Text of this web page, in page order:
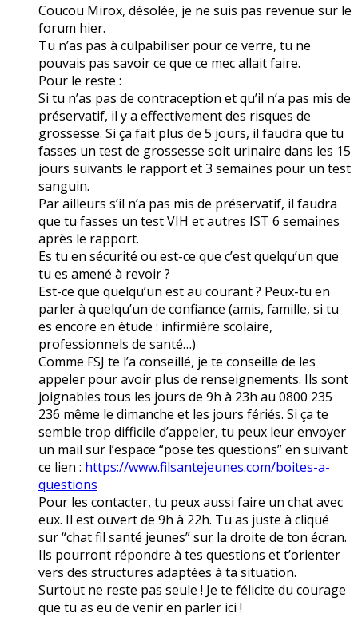
Coucou Mirox, désolée, je ne suis pas revenue sur le
forum hier.
Tu n’as pas à culpabiliser pour ce verre, tu ne
pouvais pas savoir ce que ce mec allait faire.
Pour le reste :
Si tu n’as pas de contraception et qu’il n’a pas mis de
préservatif, il y a effectivement des risques de
grossesse. Si ça fait plus de 5 jours, il faudra que tu
fasses un test de grossesse soit urinaire dans les 15
jours suivants le rapport et 3 semaines pour un test
sanguin.
Par ailleurs s’il n’a pas mis de préservatif, il faudra
que tu fasses un test VIH et autres IST 6 semaines
après le rapport.
Es tu en sécurité ou est-ce que c’est quelqu’un que
tu es amené à revoir ?
Est-ce que quelqu’un est au courant ? Peux-tu en
parler à quelqu’un de confiance (amis, famille, si tu
es encore en étude : infirmière scolaire,
professionnels de santé…)
Comme FSJ te l’a conseillé, je te conseille de les
appeler pour avoir plus de renseignements. Ils sont
joignables tous les jours de 9h à 23h au 0800 235
236 même le dimanche et les jours fériés. Si ça te
semble trop difficile d’appeler, tu peux leur envoyer
un mail sur l’espace “pose tes questions” en suivant
ce lien : https://www.filsantejeunes.com/boites-a-
questions
Pour les contacter, tu peux aussi faire un chat avec
eux. Il est ouvert de 9h à 22h. Tu as juste à cliqué
sur “chat fil santé jeunes” sur la droite de ton écran.
Ils pourront répondre à tes questions et t’orienter
vers des structures adaptées à ta situation.
Surtout ne reste pas seule ! Je te félicite du courage
que tu as eu de venir en parler ici !